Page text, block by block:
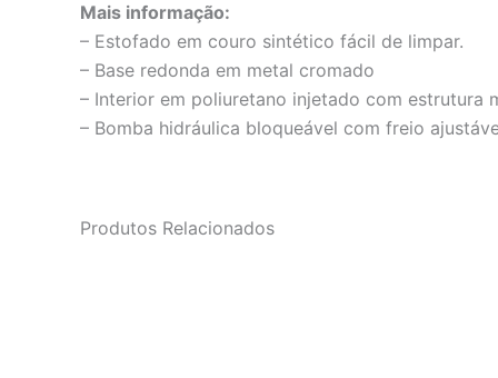
Mais informação:
– Estofado em couro sintético fácil de limpar.
– Base redonda em metal cromado
– Interior em poliuretano injetado com estrutura
– Bomba hidráulica bloqueável com freio
Produtos Relacionados